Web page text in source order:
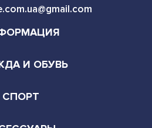
И ОБУВЬ
СПОРТ